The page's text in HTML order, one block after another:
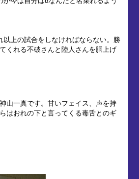
上の試合をしなければならない。勝
くれる不破さんと陸人さんを胴上げ
山一真です。甘いフェイス、声を持
はおれの下と言ってくる毒舌とのギ